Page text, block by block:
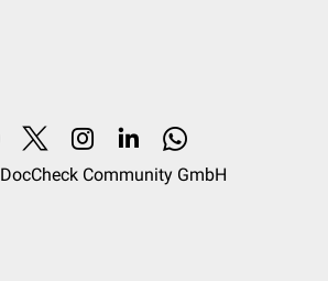
DocCheck Community GmbH